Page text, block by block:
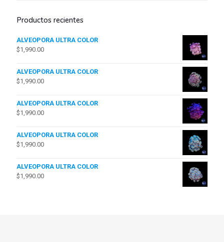
Productos recientes
ALVEOPORA ULTRA COLOR
$1,990.00
ALVEOPORA ULTRA COLOR
$1,990.00
ALVEOPORA ULTRA COLOR
$1,990.00
ALVEOPORA ULTRA COLOR
$1,990.00
ALVEOPORA ULTRA COLOR
$1,990.00